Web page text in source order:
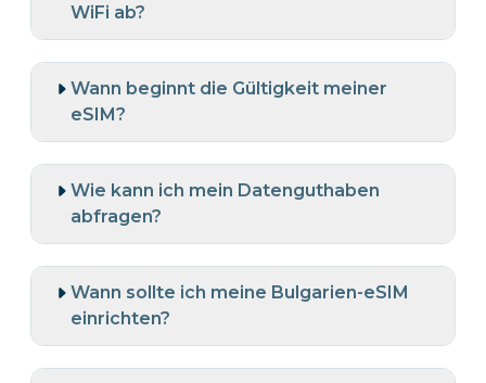
WiFi ab?
Wann beginnt die Gültigkeit meiner
eSIM?
Wie kann ich mein Datenguthaben
abfragen?
Wann sollte ich meine Bulgarien-eSIM
einrichten?